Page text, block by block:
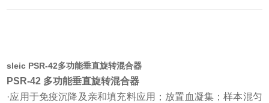
sleic PSR-42多功能垂直旋转混合器
PSR-42 多功能垂直旋转混合器
·应用于免疫沉降及亲和填充料应用；放置血凝集；样本混匀